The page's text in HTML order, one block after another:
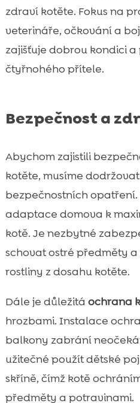
zdraví kotěte. Fokus na
veterináře, očkování a
zajišťuje dobrou kondici
čtyřnohého přítele.
Bezpečnost a
Abychom zajistili
kotěte, musíme
bezpečnostních opatření.
adaptace domova k
kotě. Je nezbytné
schovat ostré předměty
rostliny z dosahu kotěte.
Dále je důležitá ochrana
hrozbami. Instalace
balkony zabrání
užitečné použít dětské
skříně, čímž kotě
předměty a potravinami.